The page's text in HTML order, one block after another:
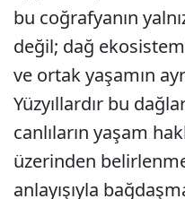
bu coğrafyanın
değil; dağ
ve ortak yaşamın
Yüzyıllardır bu
canlıların yaşam
üzerinden
anlayışıyla